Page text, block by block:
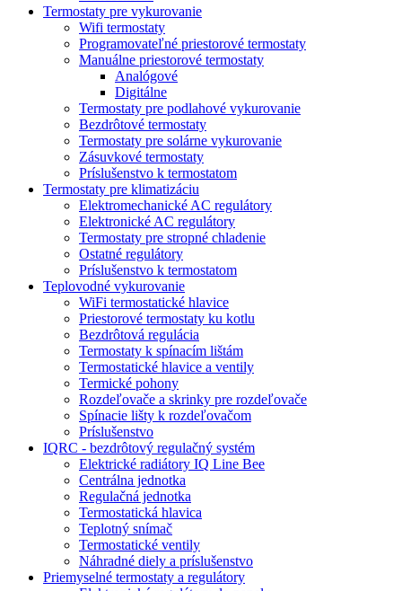
Termostaty pre vykurovanie
Wifi termostaty
Programovateľné priestorové termostaty
Manuálne priestorové termostaty
Analógové
Digitálne
Termostaty pre podlahové vykurovanie
Bezdrôtové termostaty
Termostaty pre solárne vykurovanie
Zásuvkové termostaty
Príslušenstvo k termostatom
Termostaty pre klimatizáciu
Elektromechanické AC regulátory
Elektronické AC regulátory
Termostaty pre stropné chladenie
Ostatné regulátory
Príslušenstvo k termostatom
Teplovodné vykurovanie
WiFi termostatické hlavice
Priestorové termostaty ku kotlu
Bezdrôtová regulácia
Termostaty k spínacím lištám
Termostatické hlavice a ventily
Termické pohony
Rozdeľovače a skrinky pre rozdeľovače
Spínacie lišty k rozdeľovačom
Príslušenstvo
IQRC - bezdrôtový regulačný systém
Elektrické radiátory IQ Line Bee
Centrálna jednotka
Regulačná jednotka
Termostatická hlavica
Teplotný snímač
Termostatické ventily
Náhradné diely a príslušenstvo
Priemyselné termostaty a regulátory